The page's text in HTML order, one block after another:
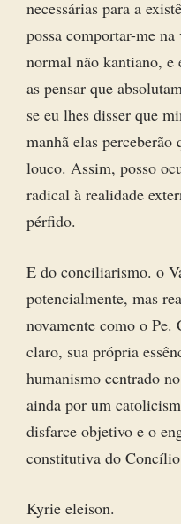
necessárias para a
possa comportar-me
normal não kantiano, e
as pensar que
se eu lhes disser que
manhã elas
louco. Assim, posso
radical à realidade
pérfido.
E do conciliarismo. o
potencialmente, mas
novamente como o Pe.
claro, sua própria
humanismo centrado
ainda por um
disfarce objetivo e o
constitutiva do
Kyrie eleison.